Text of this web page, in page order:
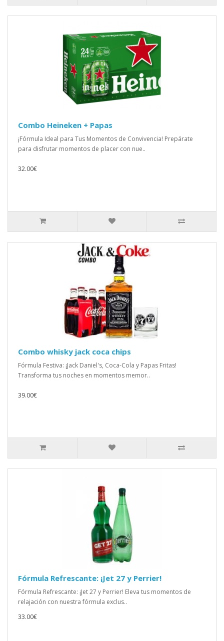
Combo Heineken + Papas
¡Fórmula Ideal para Tus Momentos de Convivencia! Prepárate
para disfrutar momentos de placer con nue..
32.00€
Combo whisky jack coca chips
Fórmula Festiva: ¡Jack Daniel's, Coca-Cola y Papas Fritas!
Transforma tus noches en momentos memor..
39.00€
Fórmula Refrescante: ¡Jet 27 y Perrier!
Fórmula Refrescante: ¡Jet 27 y Perrier! Eleva tus momentos de
relajación con nuestra fórmula exclus..
33.00€